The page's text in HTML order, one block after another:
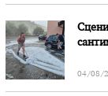
04/08/